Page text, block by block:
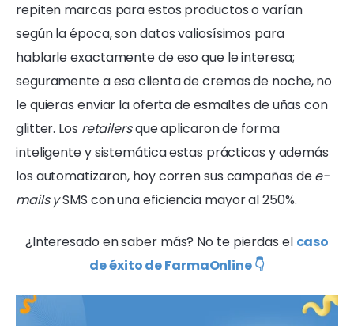
repiten marcas para estos productos o varían
según la época, son datos valiosísimos para
hablarle exactamente de eso que le interesa;
seguramente a esa clienta de cremas de noche, no
le quieras enviar la oferta de esmaltes de uñas con
glitter. Los retailersque aplicaron de forma
inteligente y sistemática estas prácticas y además
los automatizaron, hoy corren sus campañas dee-
mails ySMS con una eficiencia mayor al 250%.
¿Interesado en saber más? No te pierdas el caso
de éxito de FarmaOnline 👇